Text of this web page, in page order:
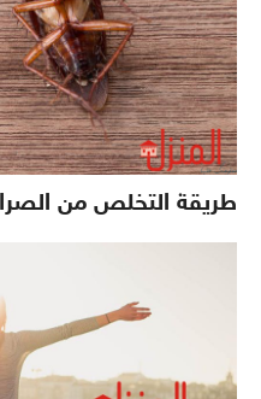
طريقة التخلص من